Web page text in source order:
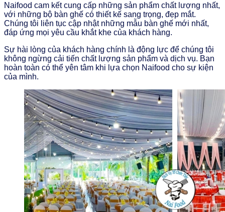
Naifood cam kết cung cấp những sản phẩm chất lượng nhất,
với những bộ bàn ghế có thiết kế sang trọng, đẹp mắt.
Chúng tôi liên tục cập nhật những mẫu bàn ghế mới nhất,
đáp ứng mọi yêu cầu khắt khe của khách hàng.
Sự hài lòng của khách hàng chính là động lực để chúng tôi
không ngừng cải tiến chất lượng sản phẩm và dịch vụ. Bạn
hoàn toàn có thể yên tâm khi lựa chọn Naifood cho sự kiện
của mình.